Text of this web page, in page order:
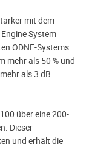
mit dem
System
ODNF-Systems.
mehr als 50 % und
als 3 dB.
über eine 200-
Dieser
und erhält die